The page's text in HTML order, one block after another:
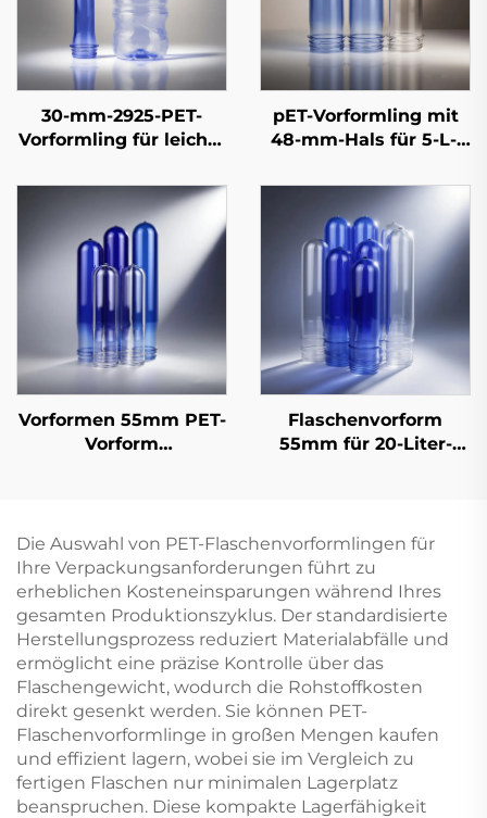
30-mm-2925-PET-
Vorformling für leichte
Saftflaschen – 10,5 g
bis 35 g |
Hochwirksame
Präzisionsformgebung
pET-Vorformling mit
48-mm-Hals für 5-L-,
Wasserflaschen, 100 %
reiner
Lebensmittelqualität-
Kunststoff-Vorformling
mit Griff, 70 g–180 g
Vorformen 55mm PET-
Vorform
Flaschenvorform
55mm für 20-Liter-
Die Auswahl von PET-Flaschenvorformlingen für
Ihre Verpackungsanforderungen führt zu
erheblichen Kosteneinsparungen während Ihres
gesamten Produktionszyklus. Der standardisierte
Herstellungsprozess reduziert Materialabfälle und
ermöglicht eine präzise Kontrolle über das
Flaschengewicht, wodurch die Rohstoffkosten
direkt gesenkt werden. Sie können PET-
Flaschenvorformlinge in großen Mengen kaufen
und effizient lagern, wobei sie im Vergleich zu
fertigen Flaschen nur minimalen Lagerplatz
beanspruchen. Diese kompakte Lagerfähigkeit